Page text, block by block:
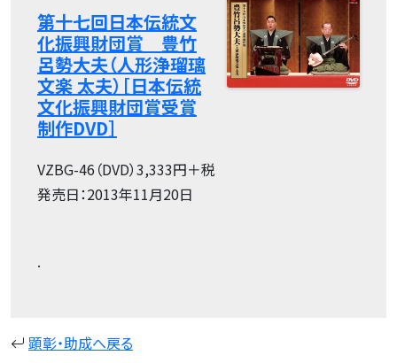
第十七回日本伝統文
化振興財団賞 豊竹
呂勢大夫（人形浄瑠璃
文楽 太夫）［日本伝統
文化振興財団賞受賞
制作DVD］
VZBG-46（DVD）3,333円＋税
発売日：2013年11月20日
.
顕彰・助成へ戻る